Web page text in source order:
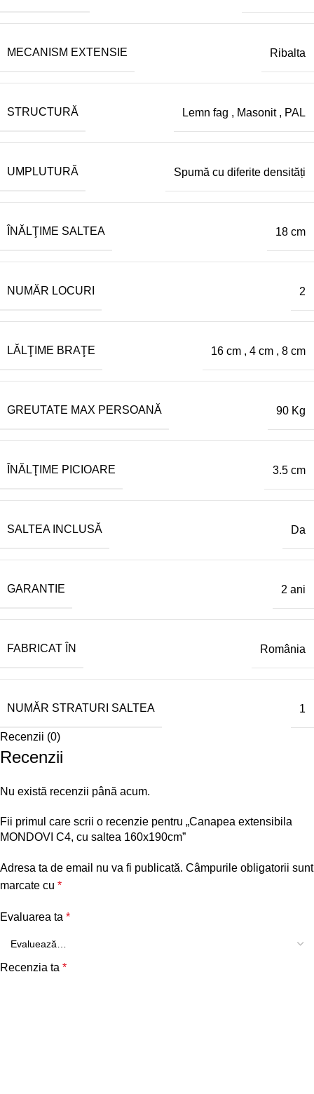
MECANISM EXTENSIE Ribalta
STRUCTURĂ Lemn fag , Masonit , PAL
UMPLUTURĂ Spumă cu diferite densități
ÎNĂLŢIME SALTEA 18 cm
NUMĂR LOCURI 2
LĂLŢIME BRAŢE 16 cm , 4 cm , 8 cm
GREUTATE MAX PERSOANĂ 90 Kg
ÎNĂLŢIME PICIOARE 3.5 cm
SALTEA INCLUSĂ Da
GARANTIE 2 ani
FABRICAT ÎN România
NUMĂR STRATURI SALTEA 1
Recenzii (0)
Recenzii
Nu există recenzii până acum.
Fii primul care scrii o recenzie pentru „Canapea extensibila
MONDOVI C4, cu saltea 160x190cm”
Adresa ta de email nu va fi publicată. Câmpurile obligatorii sunt
marcate cu *
Evaluarea ta *
Recenzia ta *